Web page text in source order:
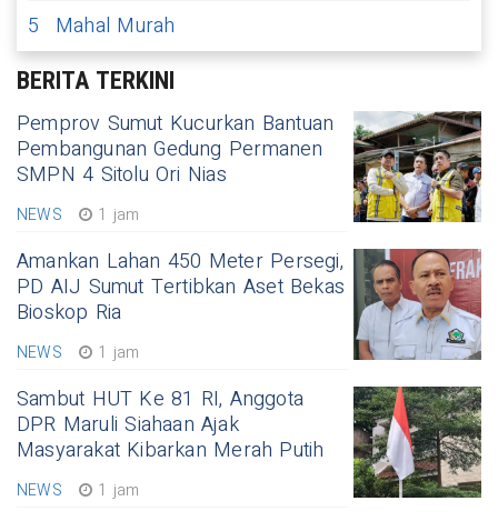
5
Mahal Murah
BERITA TERKINI
Pemprov Sumut Kucurkan Bantuan
Pembangunan Gedung Permanen
SMPN 4 Sitolu Ori Nias
NEWS 1 jam
Amankan Lahan 450 Meter Persegi,
PD AIJ Sumut Tertibkan Aset Bekas
Bioskop Ria
NEWS 1 jam
Sambut HUT Ke 81 RI, Anggota
DPR Maruli Siahaan Ajak
Masyarakat Kibarkan Merah Putih
NEWS 1 jam